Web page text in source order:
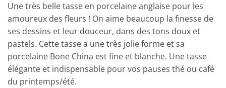
Une très belle tasse en porcelaine anglaise pour les
amoureux des fleurs ! On aime beaucoup la finesse de
ses dessins et leur douceur, dans des tons doux et
pastels. Cette tasse a une très jolie forme et sa
porcelaine Bone China est fine et blanche. Une tasse
élégante et indispensable pour vos pauses thé ou café
du printemps/été.